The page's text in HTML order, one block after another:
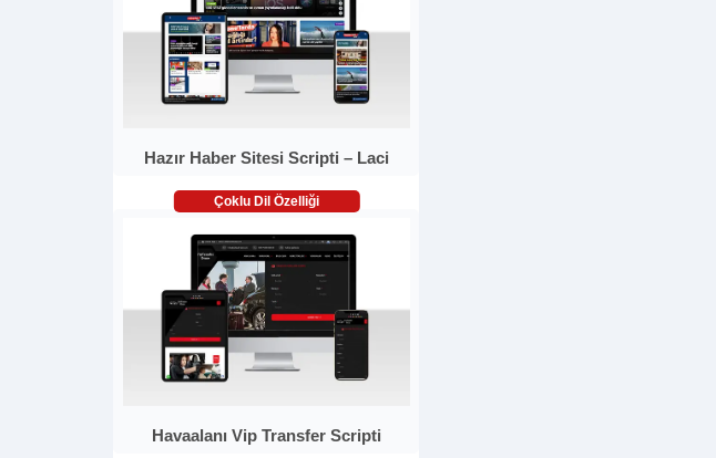
Hazır Haber Sitesi Scripti – Laci
Çoklu Dil Özelliği
Havaalanı Vip Transfer Scripti